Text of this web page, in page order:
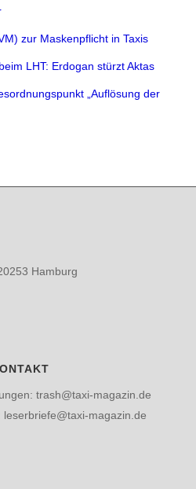
zur Maskenpflicht in Taxis
LHT: Erdogan stürzt Aktas
„Auflösung der
Hamburg
trash@taxi-magazin.de
magazin.de